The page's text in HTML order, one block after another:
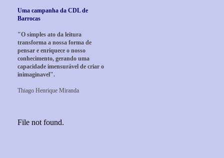
Uma campanha da CDL de
Barrocas
"O simples ato da leitura
transforma a nossa forma de
pensar e enriquece o nosso
conhecimento, gerando uma
capacidade imensurável de criar o
inimaginavel".
Thiago Henrique Miranda